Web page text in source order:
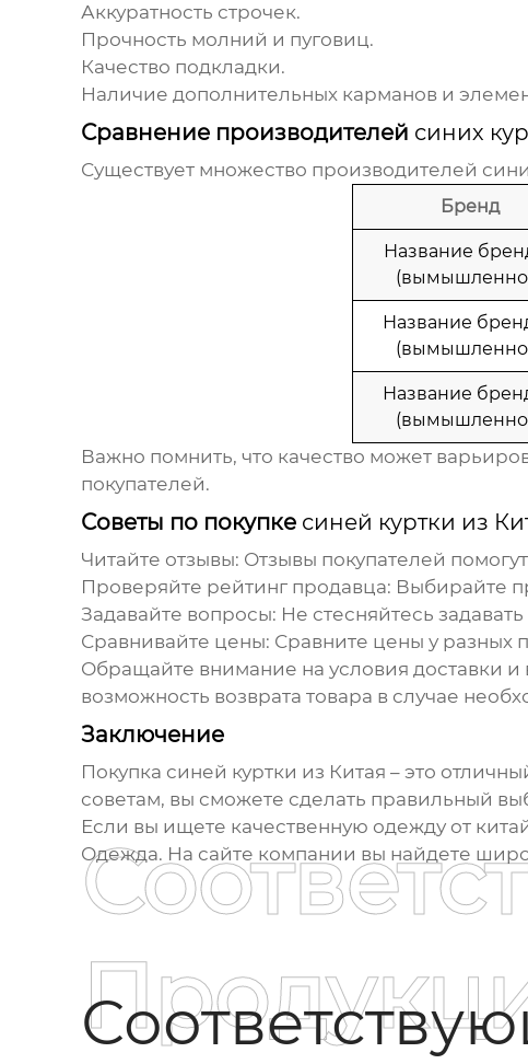
Аккуратность строчек.
Прочность молний и пуговиц.
Качество подкладки.
Наличие дополнительных карманов и
Сравнение производителей синих
Существует множество производителей
Бренд
Название
Название
Название
Важно помнить, что качество может
покупателей.
Советы по покупке синей куртки из
Читайте отзывы: Отзывы покупателей
Проверяйте рейтинг продавца: Выбирайте
Задавайте вопросы: Не стесняйтесь
Сравнивайте цены: Сравните цены у разных
Обращайте внимание на условия доставки и
возможность возврата товара в случае
Заключение
Покупка синей куртки из Китая – это
советам, вы сможете сделать правильный
Если вы ищете качественную одежду от
Одежда. На сайте компании вы найдете